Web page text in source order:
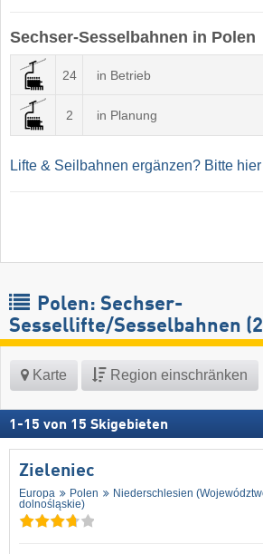
Sechser-Sesselbahnen in Polen
24 in Betrieb
2 in Planung
Lifte & Seilbahnen ergänzen? Bitte
Polen: Sechser-
Sessellifte/Sesselbahnen
Karte Region einschränken
1 -15 von 15 Skigebieten
Zieleniec
Europa Polen
Niederschlesien
dolnośląskie)